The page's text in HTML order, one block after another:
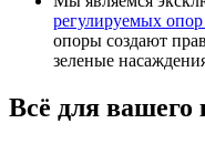
регулируемых
опоры создают
зеленые
Всё для вашего